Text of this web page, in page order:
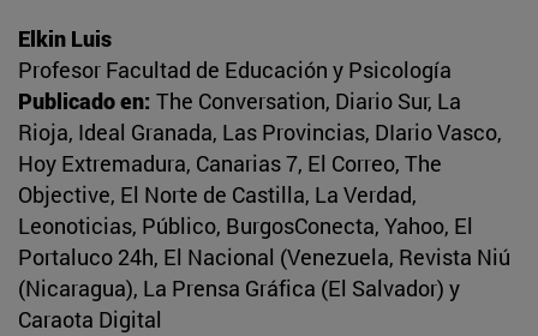
Elkin Luis
Profesor Facultad de Educación y Psicología
Publicado en: The Conversation, Diario Sur, La
Rioja, Ideal Granada, Las Provincias, DIario Vasco,
Hoy Extremadura, Canarias 7, El Correo, The
Objective, El Norte de Castilla, La Verdad,
Leonoticias, Público, BurgosConecta, Yahoo, El
Portaluco 24h, El Nacional (Venezuela, Revista Niú
(Nicaragua), La Prensa Gráfica (El Salvador) y
Caraota Digital